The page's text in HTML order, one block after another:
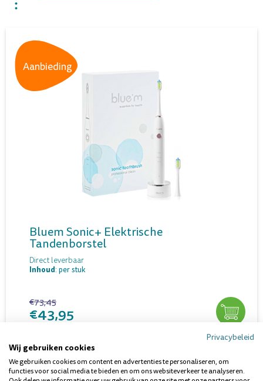
Aanbieding
Bluem Sonic+ Elektrische
Tandenborstel
Direct leverbaar
Inhoud: per stuk
€73,45
€43,95
Privacybeleid
Wij gebruiken cookies
We gebruiken cookies om content en advertenties te personaliseren, om
functies voor social media te bieden en om ons websiteverkeer te analyseren.